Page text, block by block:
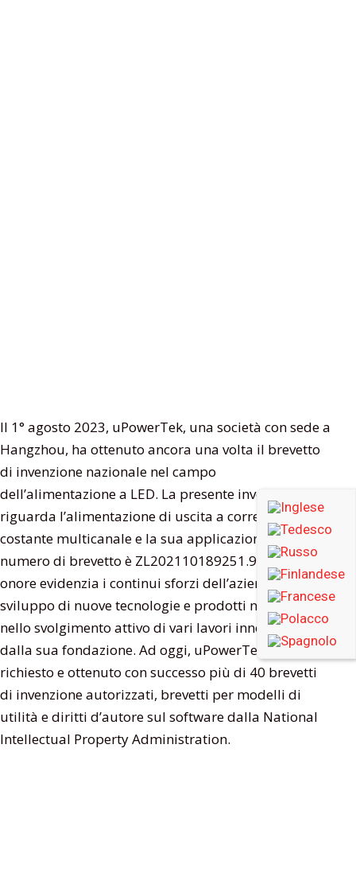
Il 1° agosto 2023, uPowerTek, una società con sede a
Hangzhou, ha ottenuto ancora una volta il brevetto
di invenzione nazionale nel campo
dell’alimentazione a LED. La presente invenzione
riguarda l’alimentazione di uscita a corrente
costante multicanale e la sua applicazione. Il
numero di brevetto è ZL202110189251.9. Questo
onore evidenzia i continui sforzi dell’azienda nello
sviluppo di nuove tecnologie e prodotti nel settore e
nello svolgimento attivo di vari lavori innovativi sin
dalla sua fondazione. Ad oggi, uPowerTek ha
richiesto e ottenuto con successo più di 40 brevetti
di invenzione autorizzati, brevetti per modelli di
utilità e diritti d’autore sul software dalla National
Intellectual Property Administration.